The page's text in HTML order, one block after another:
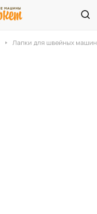
Лапки для швейных машин